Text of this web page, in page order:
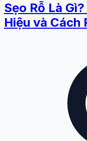
Sẹo Rỗ Là
Hiệu và Cách